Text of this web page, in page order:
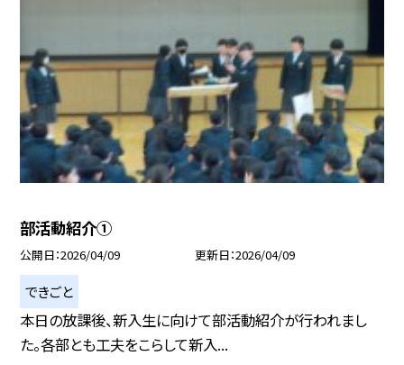
部活動紹介①
公開日 2026/04/09 更新日 2026/04/09
できごと
本日の放課後、新入生に向けて部活動紹介が行われまし
た。各部とも工夫をこらして新入...